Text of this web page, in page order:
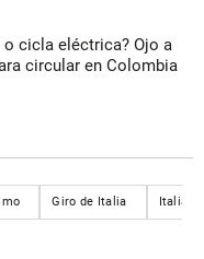
o cicla eléctrica? Ojo a
circular en Colombia
Giro de Italia Italia